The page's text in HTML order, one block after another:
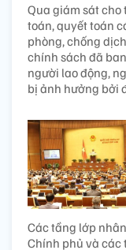
Qua giám sát cho
toán, quyết toán
phòng, chống
chính sách đã
người lao động,
bị ảnh hưởng bởi
Các tầng lớp
Chính phủ và các